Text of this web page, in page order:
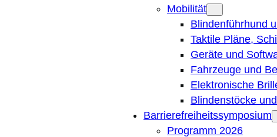
Mobilität
Blindenführhund
Taktile Pläne,
Geräte und
Fahrzeuge und
Elektronische
Blindenstöcke
Barrierefreiheitssymposium
Programm 2026